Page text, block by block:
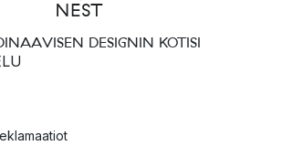
DESIGNIN KOTISI